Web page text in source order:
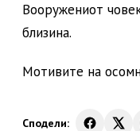
Вооружениот
близина.
Мотивите на
Сподели: